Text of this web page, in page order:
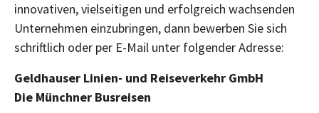
innovativen, vielseitigen und erfolgreich wachsenden
Unternehmen einzubringen, dann bewerben Sie sich
schriftlich oder per E-Mail unter folgender Adresse:
Geldhauser Linien- und Reiseverkehr GmbH
Die Münchner Busreisen